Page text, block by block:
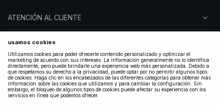
ATENCIÓN AL CLIENTE
SOBRE NA-KD
SÍGUENOS
LEGAL